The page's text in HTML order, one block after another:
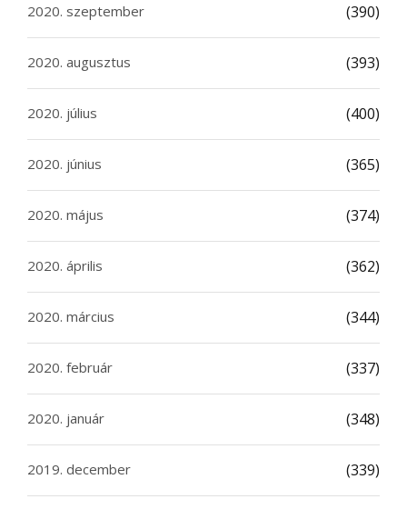
2020. szeptember (390)
2020. augusztus (393)
2020. július (400)
2020. június (365)
2020. május (374)
2020. április (362)
2020. március (344)
2020. február (337)
2020. január (348)
2019. december (339)